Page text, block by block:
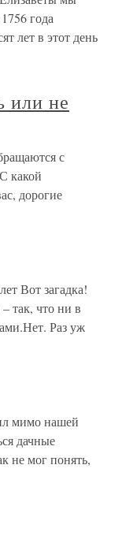
года
лет в этот день
или не
с
какой
дорогие
Вот загадка!
так, что ни в
Раз уж
мимо нашей
дачные
не мог понять,